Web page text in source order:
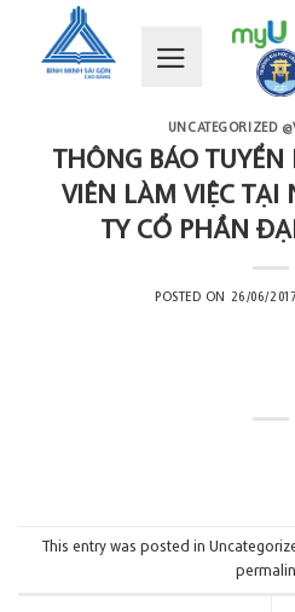
content
UNCATEGORIZED
THÔNG BÁO
VIÊN LÀM VIỆC TẠI
TY CỔ PHẦN
POSTED ON 26/06/2017
This entry was posted in